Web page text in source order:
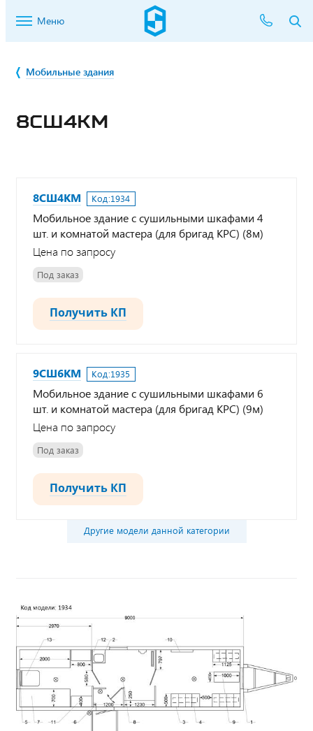
Меню
Мобильные здания
8СШ4КМ
8СШ4КМ Код:1934
Мобильное здание с сушильными шкафами 4
шт. и комнатой мастера (для бригад КРС) (8м)
Цена по запросу
Под заказ
Получить КП
9СШ6КМ Код:1935
Мобильное здание с сушильными шкафами 6
шт. и комнатой мастера (для бригад КРС) (9м)
Цена по запросу
Под заказ
Получить КП
Другие модели данной категории